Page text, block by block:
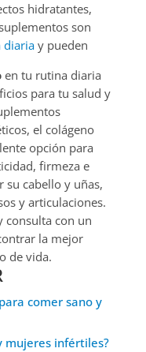
hidratantes,
son
diariay pueden
en tu rutina diaria
para tu salud y
el colágeno
opción para
firmeza e
su cabello y uñas,
y articulaciones.
consulta con un
la mejor
de vida.
comer sano y
mujeres infértiles?